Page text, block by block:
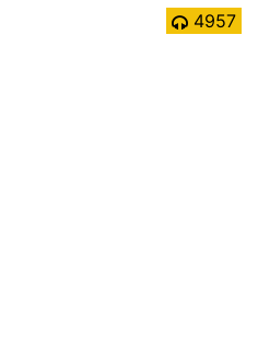
4957